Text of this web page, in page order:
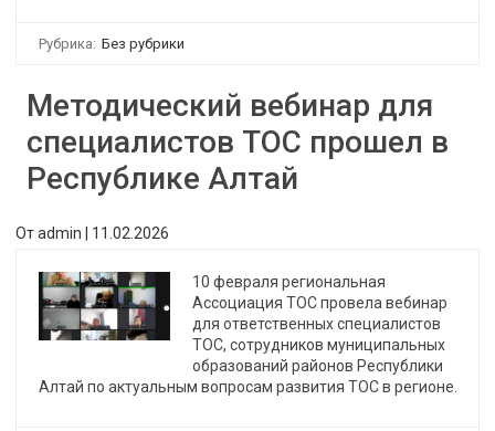
Рубрика: Без рубрики
Методический вебинар для
специалистов ТОС прошел в
Республике Алтай
Отadmin 11.02.2026
10 февраля региональная
Ассоциация ТОС провела вебинар
для ответственных специалистов
ТОС, сотрудников муниципальных
образований районов Республики
Алтай по актуальным вопросам развития ТОС в регионе.